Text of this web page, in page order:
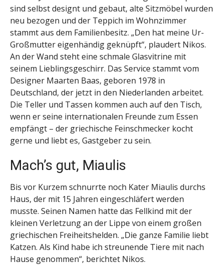
sind selbst designt und gebaut, alte Sitzmöbel wurden
neu bezogen und der Teppich im Wohnzimmer
stammt aus dem Familienbesitz. „Den hat meine Ur-
Großmutter eigenhändig geknüpft“, plaudert Nikos.
An der Wand steht eine schmale Glasvitrine mit
seinem Lieblingsgeschirr. Das Service stammt vom
Designer Maarten Baas, geboren 1978 in
Deutschland, der jetzt in den Niederlanden arbeitet.
Die Teller und Tassen kommen auch auf den Tisch,
wenn er seine internationalen Freunde zum Essen
empfängt – der griechische Feinschmecker kocht
gerne und liebt es, Gastgeber zu sein.
Mach’s gut, Miaulis
Bis vor Kurzem schnurrte noch Kater Miaulis durchs
Haus, der mit 15 Jahren eingeschläfert werden
musste. Seinen Namen hatte das Fellkind mit der
kleinen Verletzung an der Lippe von einem großen
griechischen Freiheitshelden. „Die ganze Familie liebt
Katzen. Als Kind habe ich streunende Tiere mit nach
Hause genommen“, berichtet Nikos.